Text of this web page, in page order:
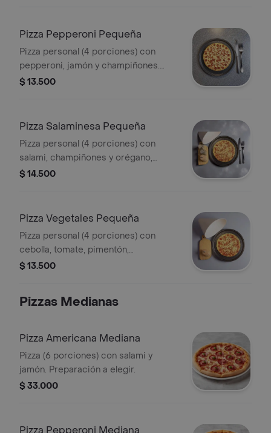
Pizza Pepperoni Pequeña
Pizza personal (4 porciones) con
pepperoni, jamón y champiñones.
Preparación a elegir.
$ 13.500
Pizza Salaminesa Pequeña
Pizza personal (4 porciones) con
salami, champiñones y orégano,
preparación a elegir.
$ 14.500
Pizza Vegetales Pequeña
Pizza personal (4 porciones) con
cebolla, tomate, pimentón,
champiñones y aceitunas,
$ 13.500
Pizzas Medianas
Pizza Americana Mediana
Pizza (6 porciones) con salami y
jamón. Preparación a elegir.
$ 33.000
Pizza Pepperoni Mediana